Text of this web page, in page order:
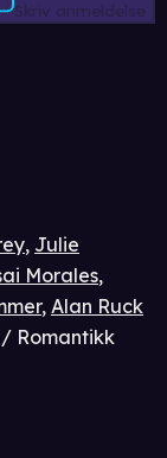
Skriv anmeldelse
, Julie
Morales,
, Alan Ruck
Romantikk